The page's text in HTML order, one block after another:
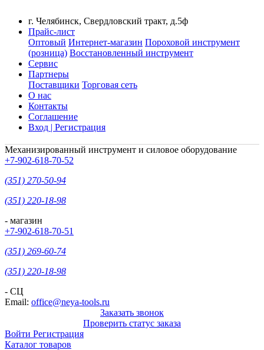
г. Челябинск, Свердловский тракт, д.5ф
Прайс-лист
Оптовый Интернет-магазин Пороховой инструмент
(розница) Восстановленный инструмент
Сервис
Партнеры
Поставщики Торговая сеть
О нас
Контакты
Соглашение
Вход | Регистрация
Механизированный инструмент и силовое оборудование
+7-902-618-70-52
(351) 270-50-94
(351) 220-18-98
- магазин
+7-902-618-70-51
(351) 269-60-74
(351) 220-18-98
- СЦ
Email: office@neya-tools.ru
Заказать звонок
Проверить статус заказа
Войти Регистрация
Каталог товаров